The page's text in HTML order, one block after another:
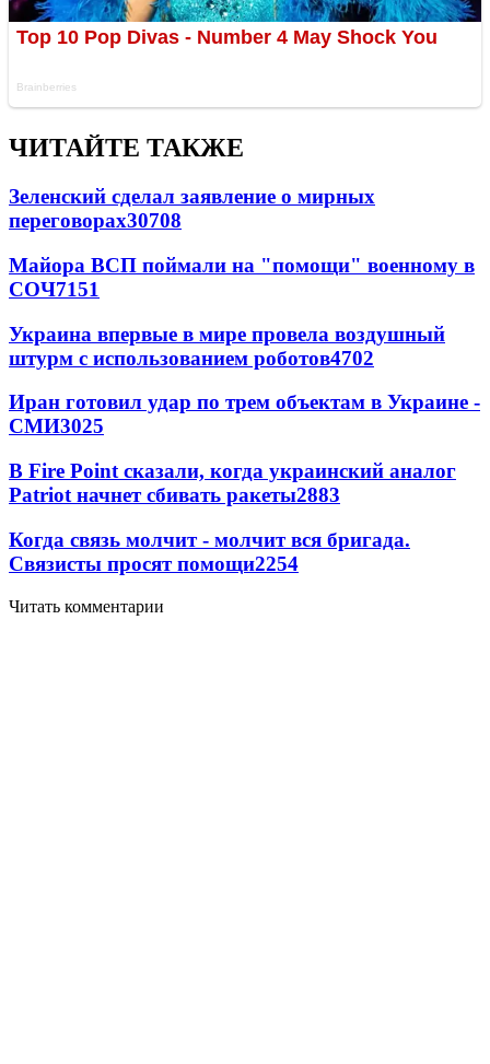
ЧИТАЙТЕ ТАКЖЕ
Зеленский сделал заявление о мирных
переговорах30708
Майора ВСП поймали на "помощи" военному в
СОЧ7151
Украина впервые в мире провела воздушный
штурм с использованием роботов4702
Иран готовил удар по трем объектам в Украине -
СМИ3025
В Fire Point сказали, когда украинский аналог
Patriot начнет сбивать ракеты2883
Когда связь молчит - молчит вся бригада.
Связисты просят помощи2254
Читать комментарии